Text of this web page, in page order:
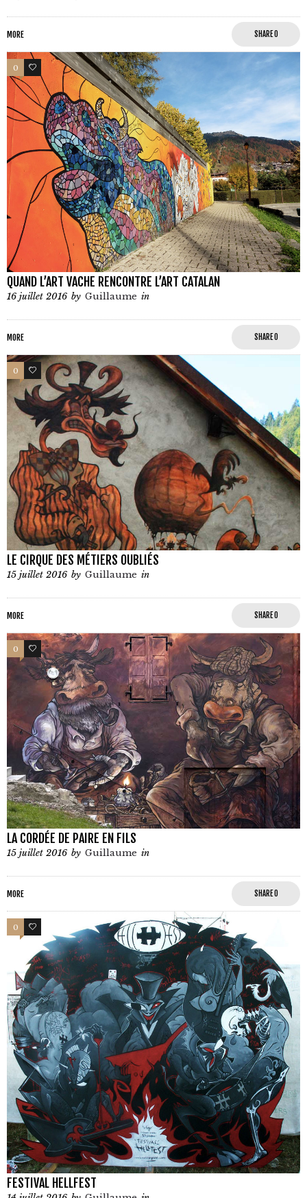
MORE SHARE0
0 0
QUAND L’ART VACHE RENCONTRE L’ART CATALAN
16 juillet 2016 by Guillaume in
MORE SHARE0
0 0
LE CIRQUE DES MÉTIERS OUBLIÉS
15 juillet 2016 by Guillaume in
MORE SHARE0
0 0
LA CORDÉE DE PAIRE EN FILS
15 juillet 2016 by Guillaume in
MORE SHARE0
0 0
FESTIVAL HELLFEST